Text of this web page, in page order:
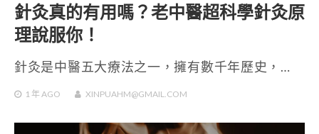
針灸真的有用嗎？老中醫超科學針灸原
理說服你！
針灸是中醫五大療法之一，擁有數千年歷史，…
1 年 AGO XINPUAHM@GMAIL.COM